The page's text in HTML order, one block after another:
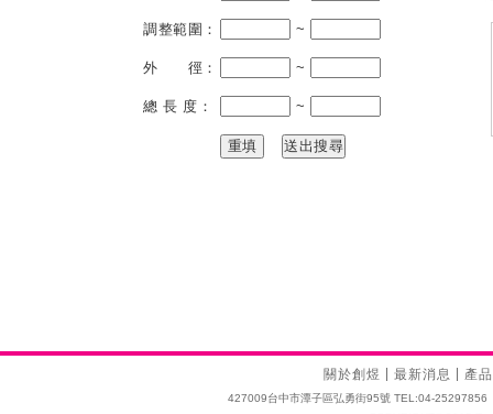
調整範圍： ~
外 徑： ~
總 長 度： ~
關於創煜 最新消息 產
427009台中市潭子區弘勇街95號 TEL:04-